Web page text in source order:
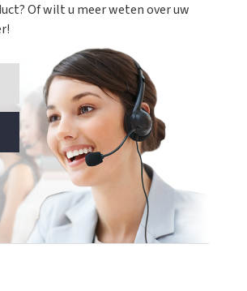
Of wilt u meer weten over uw